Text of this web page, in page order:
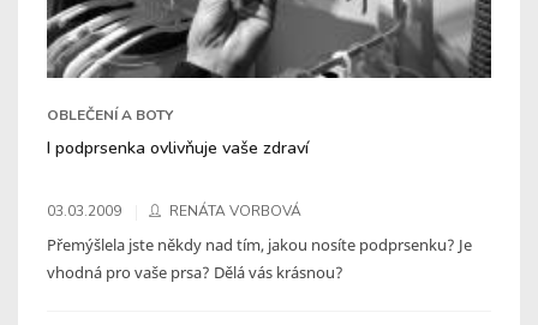
OBLEČENÍ A BOTY
I podprsenka ovlivňuje vaše zdraví
03.03.2009 RENÁTA VORBOVÁ
Přemýšlela jste někdy nad tím, jakou nosíte podprsenku? Je
vhodná pro vaše prsa? Dělá vás krásnou?